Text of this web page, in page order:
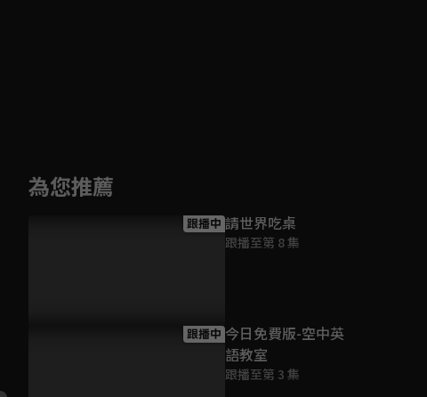
為您推薦
跟播中 請世界吃桌
跟播至第 8 集
跟播中 今日免費版-空中英
語教室
跟播至第 3 集